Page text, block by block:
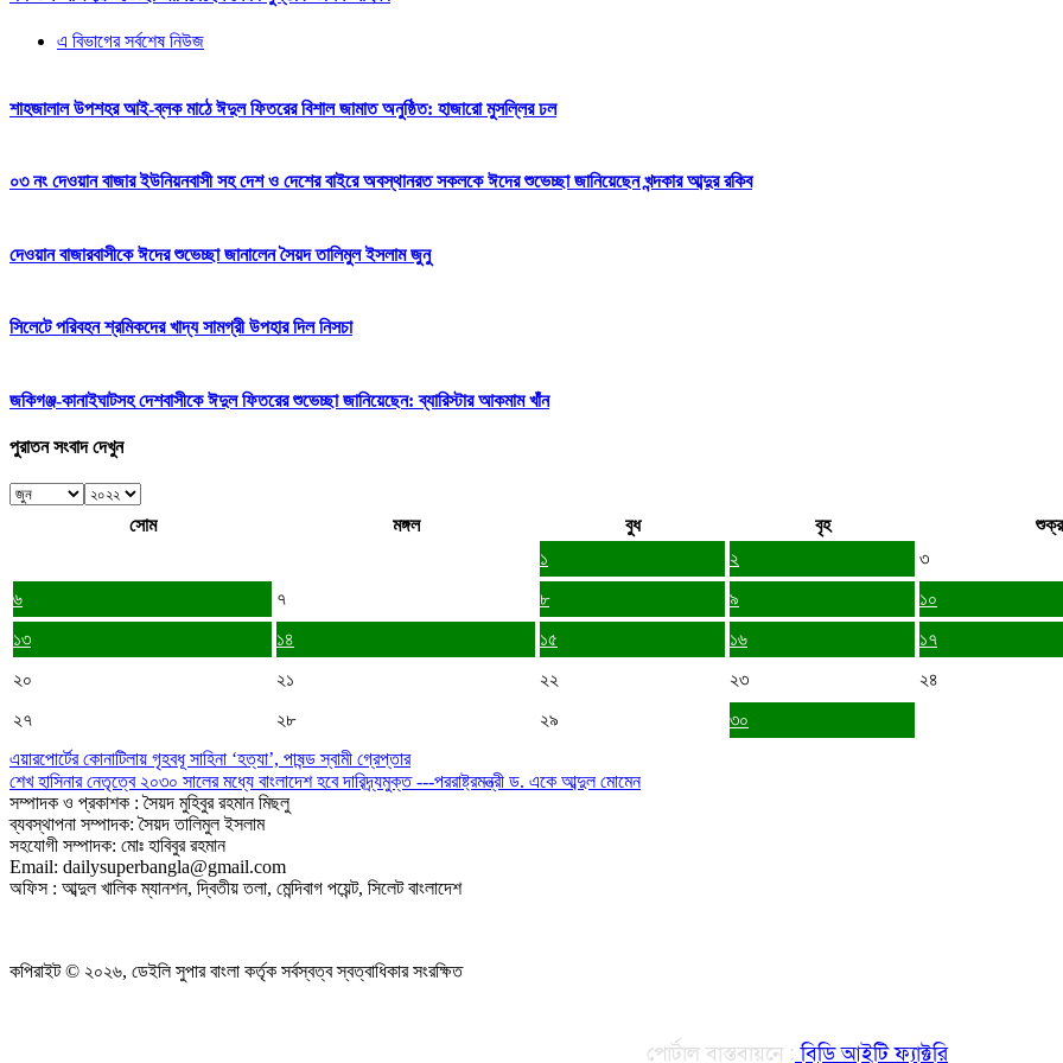
এ বিভাগের সর্বশেষ নিউজ
শাহজালাল উপশহর আই-ব্লক মাঠে ঈদুল ফিতরের বিশাল জামাত অনুষ্ঠিত: হাজারো মুসল্লির ঢল
০৩ নং দেওয়ান বাজার ইউনিয়নবাসী সহ দেশ ও দেশের বাইরে অবস্থানরত সকলকে ঈদের শুভেচ্ছা জানিয়েছেন খন্দকার আব্দুর রকিব
দেওয়ান বাজারবাসীকে ঈদের শুভেচ্ছা জানালেন সৈয়দ তালিমুল ইসলাম জুনু
সিলেটে পরিবহন শ্রমিকদের খাদ্য সামগ্রী উপহার দিল নিসচা
জকিগঞ্জ-কানাইঘাটসহ দেশবাসীকে ঈদুল ফিতরের শুভেচ্ছা জানিয়েছেন: ব্যারিস্টার আকমাম খাঁন
পুরাতন সংবাদ দেখুন
সোম মঙ্গল বুধ বৃহ শুক্র
১
২ ৩
৬
৭ ৮ ৯ ১০
১৩
১৪ ১৫ ১৬ ১৭
২০
২১ ২২ ২৩ ২৪
২৭
২৮ ২৯
৩০
এয়ারপোর্টের কোনাটিলায় গৃহবধূ সাহিনা ‘হত্যা’, পাষন্ড স্বামী গ্রেপ্তার
শেখ হাসিনার নেতৃত্বে ২০৩০ সালের মধ্যে বাংলাদেশ হবে দারিদ্র্যমুক্ত ---পররাষ্ট্রমন্ত্রী ড. একে আব্দুল মোমেন
সম্পাদক ও প্রকাশক : সৈয়দ মুহিবুর রহমান মিছলু
ব্যবস্থাপনা সম্পাদক: সৈয়দ তালিমুল ইসলাম
সহযোগী সম্পাদক: মোঃ হাবিবুর রহমান
Email: dailysuperbangla@gmail.com
অফিস : আব্দুল খালিক ম্যানশন, দ্বিতীয় তলা, মেন্দিবাগ পয়েন্ট, সিলেট বাংলাদেশ
কপিরাইট © ২০২৬, ডেইলি সুপার বাংলা কর্তৃক সর্বস্বত্ব স্বত্বাধিকার সংরক্ষিত
পোর্টাল বাস্তবায়নে : বিডি আইটি ফ্যাক্টরি